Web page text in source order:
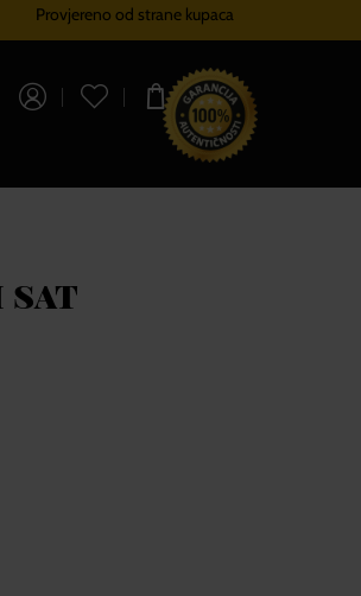
Provjereno od strane kupaca
0,00 €
sat